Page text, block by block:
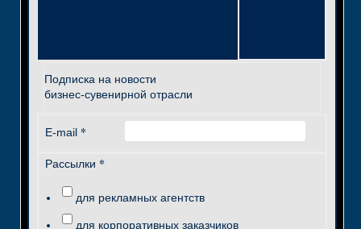
Подписка на новости
бизнес-сувенирной отрасли
E-mail *
Рассылки *
для рекламных агентств
для корпоративных заказчиков